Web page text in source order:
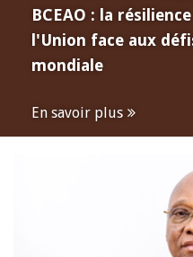
BCEAO : la
l'Union face aux
mondiale
En savoir plus